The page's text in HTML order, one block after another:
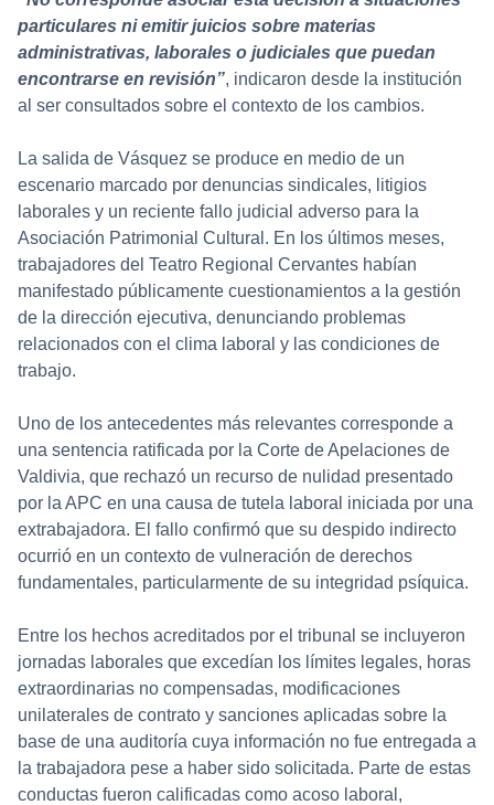
particulares ni emitir juicios sobre materias
administrativas, laborales o judiciales que puedan
encontrarse en revisión”, indicaron desde la institución
al ser consultados sobre el contexto de los cambios.
La salida de Vásquez se produce en medio de un
escenario marcado por denuncias sindicales, litigios
laborales y un reciente fallo judicial adverso para la
Asociación Patrimonial Cultural. En los últimos meses,
trabajadores del Teatro Regional Cervantes habían
manifestado públicamente cuestionamientos a la gestión
de la dirección ejecutiva, denunciando problemas
relacionados con el clima laboral y las condiciones de
trabajo.
Uno de los antecedentes más relevantes corresponde a
una sentencia ratificada por la Corte de Apelaciones de
Valdivia, que rechazó un recurso de nulidad presentado
por la APC en una causa de tutela laboral iniciada por una
extrabajadora. El fallo confirmó que su despido indirecto
ocurrió en un contexto de vulneración de derechos
fundamentales, particularmente de su integridad psíquica.
Entre los hechos acreditados por el tribunal se incluyeron
jornadas laborales que excedían los límites legales, horas
extraordinarias no compensadas, modificaciones
unilaterales de contrato y sanciones aplicadas sobre la
base de una auditoría cuya información no fue entregada a
la trabajadora pese a haber sido solicitada. Parte de estas
conductas fueron calificadas como acoso laboral,